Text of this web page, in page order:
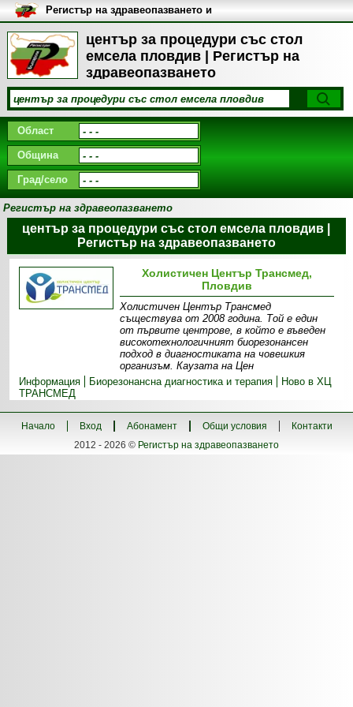
център за процедури със стол
емсела пловдив | Регистър на
здравеопазването
Регистър на здравеопазването и
медицинските заведения в
България
Област
Община
Град/село
Регистър на здравеопазването
център за процедури със стол емсела пловдив |
Регистър на здравеопазването
Холистичен Център Трансмед,
Пловдив
Холистичен Център Трансмед
съществува от 2008 година. Той е един
от първите центрове, в който е въведен
високотехнологичният биорезонансен
подход в диагностиката на човешкия
организъм. Каузата на Цен
Информация
Биорезонансна диагностика и терапия
Ново в ХЦ
ТРАНСМЕД
Начало Вход Абонамент Общи условия
Контакти
2012 - 2026 © Регистър на здравеопазването